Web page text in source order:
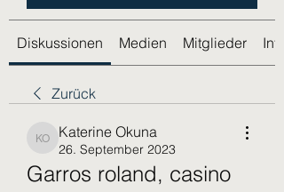
Diskussionen Medien Mitglieder Info
Zurück
Katerine Okuna
Katerine Okuna
26. September 2023
Garros roland, casino